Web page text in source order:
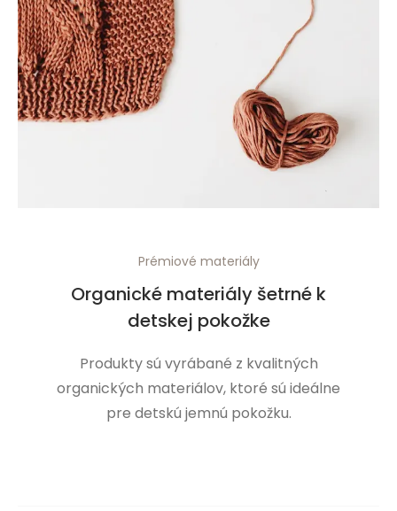
Prémiové materiály
Organické materiály šetrné k
detskej pokožke
Produkty sú vyrábané z kvalitných
organických materiálov, ktoré sú ideálne
pre detskú jemnú pokožku.